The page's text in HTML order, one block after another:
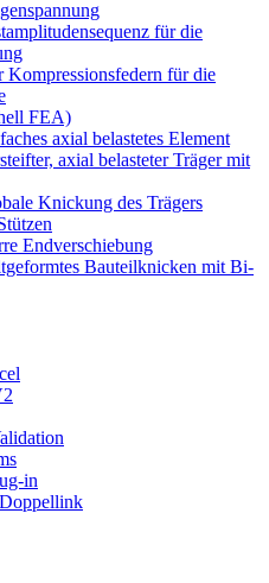
für die
Kompressionsfedern für die
FEA)
axial belastetes Element
axial belasteter Träger mit
Knickung des Trägers
Endverschiebung
Bauteilknicken mit Bi-
in